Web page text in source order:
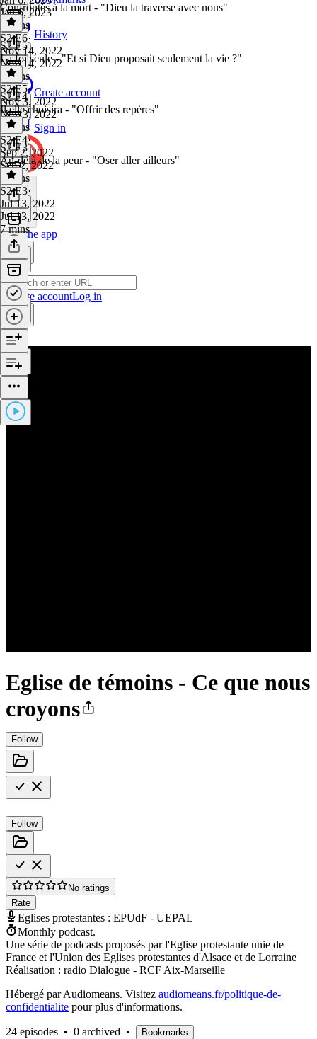
History
Create account
Sign in
Get the app
Create accountLog in
Eglise de témoins - Ce que nous
croyons
Follow
Follow
No ratings
Rate
Eglises protestantes : EPUdF - UEPAL
Monthly podcast.
Une série de podcasts proposés par l'Eglise protestante unie de
France et l'Union des Eglises protestantes d'Alsace et de Lorraine
Réalisation : radio Dialogue - RCF Aix-Marseille
Hébergé par Audiomeans. Visitez audiomeans.fr/politique-de-
confidentialite pour plus d'informations.
24 episodes • 0 archived • Bookmarks
Jan 6, 2023
8 mins
Confrontés à la mort - "Dieu la traverse avec nous"
S2 E6·
Nov 14, 2022
Nov 14, 2022
9 mins
S2 E5
La foi seule - "Et si Dieu proposait seulement la vie ?"
S2 E5·
Nov 3, 2022
Nov 3, 2022
8 mins
S2 E4
Il.elle choisira - "Offrir des repères"
S2 E4·
Sep 2, 2022
Sep 2, 2022
8 mins
S2 E3
Au-delà de la peur - "Oser aller ailleurs"
S2 E3·
Jul 13, 2022
Jul 13, 2022
7 mins